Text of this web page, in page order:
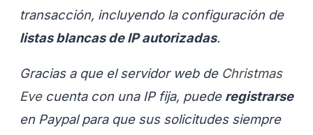
transacción, incluyendo la configuración de
listas blancas de IP autorizadas.
Gracias a que el servidor web de Christmas
Evecuenta con una IP fija, puede registrarse
en Paypal para que sus solicitudes siempre